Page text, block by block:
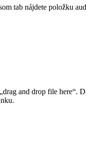
tab nájdete položku
and drop file here“.